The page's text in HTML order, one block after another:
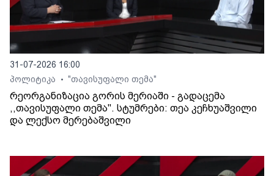
31-07-2026 16:00
პოლიტიკა
• "თავისუფალი თემა"
რეორგანიზაცია გორის მერიაში - გადაცემა
,,თავისუფალი თემა". სტუმრები: თეა კეჩხუაშვილი
და ლექსო მერებაშვილი